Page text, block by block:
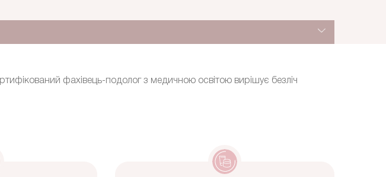
фахівець-подолог з медичною освітою вирішує безліч